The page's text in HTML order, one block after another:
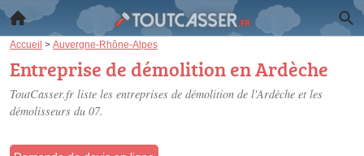
Accueil > Auvergne-Rhône-Alpes
Entreprise de démolition en Ardèche
ToutCasser.fr liste les entreprises de démolition de l'Ardèche et les
démolisseurs du 07.